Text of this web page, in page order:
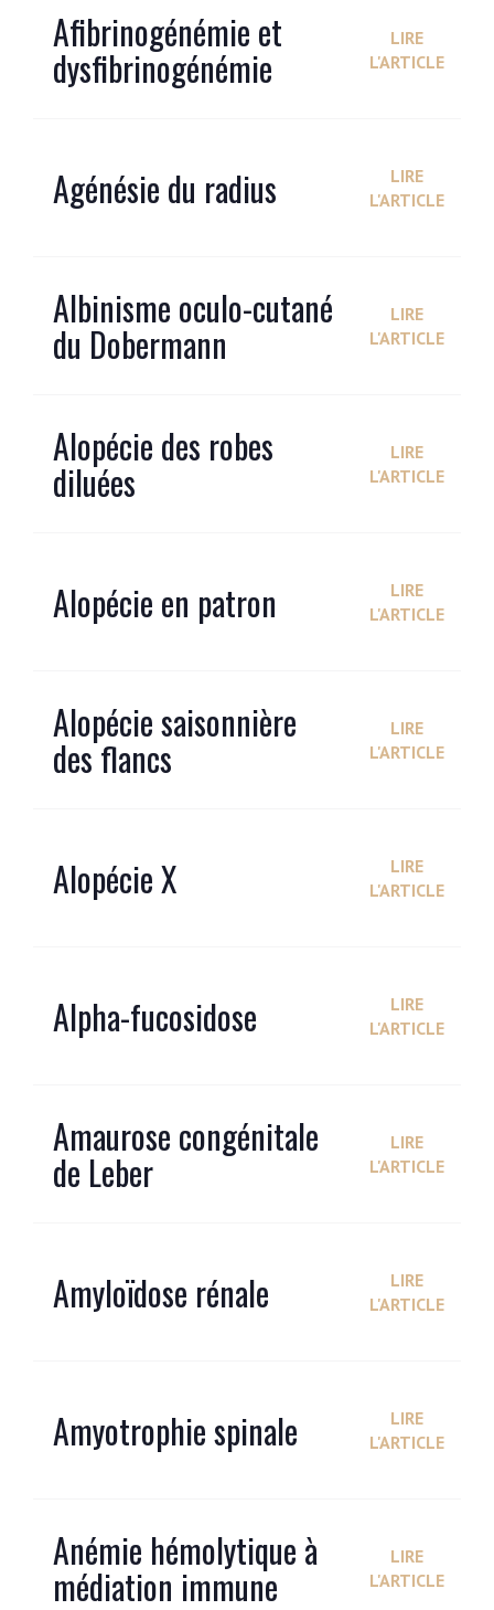
Afibrinogénémie et
dysfibrinogénémie
LIRE
L'ARTICLE
Agénésie du radius
LIRE
L'ARTICLE
Albinisme oculo-cutané
du Dobermann
LIRE
L'ARTICLE
Alopécie des robes
diluées
LIRE
L'ARTICLE
Alopécie en patron
LIRE
L'ARTICLE
Alopécie saisonnière
des flancs
LIRE
L'ARTICLE
Alopécie X
LIRE
L'ARTICLE
Alpha-fucosidose
LIRE
L'ARTICLE
Amaurose congénitale
de Leber
LIRE
L'ARTICLE
Amyloïdose rénale
LIRE
L'ARTICLE
Amyotrophie spinale
LIRE
L'ARTICLE
Anémie hémolytique à
médiation immune
LIRE
L'ARTICLE